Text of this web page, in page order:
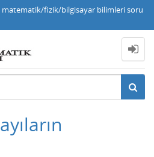
fizik/bilgisayar bilimleri soru